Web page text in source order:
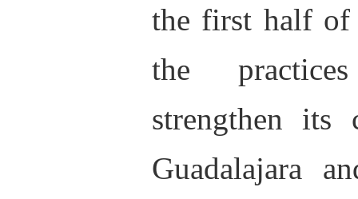
the first half of
the
strengthen
Guadalajara